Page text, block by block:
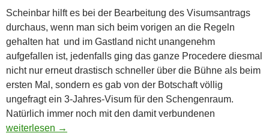
Scheinbar hilft es bei der Bearbeitung des Visumsantrags
durchaus, wenn man sich beim vorigen an die Regeln
gehalten hat und im Gastland nicht unangenehm
aufgefallen ist, jedenfalls ging das ganze Procedere diesmal
nicht nur erneut drastisch schneller über die Bühne als beim
ersten Mal, sondern es gab von der Botschaft völlig
ungefragt ein 3-Jahres-Visum für den Schengenraum.
Natürlich immer noch mit den damit verbundenen
Stippvisite
weiterlesen →